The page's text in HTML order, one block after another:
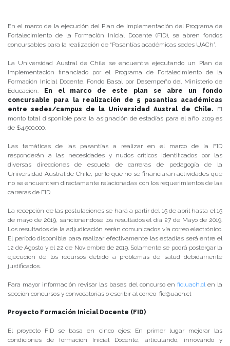
En el marco de la ejecución del Plan de Implementación del Programa de
Fortalecimiento de la Formación Inicial Docente (FID), se abren fondos
concursables para la realización de “Pasantías académicas sedes UACh”.
La Universidad Austral de Chile se encuentra ejecutando un Plan de
Implementación financiado por el Programa de Fortalecimiento de la
Formación Inicial Docente, Fondo Basal por Desempeño del Ministerio de
Educación. En el marco de este plan se abre un fondo
concursable para la
realización de 5 pasantías académicas
entre sedes/campus de la Universidad Austral de Chile. El
monto total disponible para la asignación de estadías para el año 2019 es
de $4.500.000.
Las temáticas de las pasantías a realizar en el marco de la FID
responderán a las necesidades y nudos críticos identificados por las
diversas direcciones de escuela de carreras de pedagogía de la
Universidad Austral de Chile, por lo que no se financiarán actividades que
no se encuentren directamente relacionadas con los requerimientos de las
carreras de FID.
La recepción de las postulaciones se hará a partir del 15 de abril hasta el 15
de mayo de 2019, sancionándose los resultados el día 27 de Mayo de 2019.
Los resultados de la adjudicación serán comunicados vía correo electrónico.
El período disponible para realizar efectivamente las estadías será entre el
12 de Agosto y el 22 de Noviembre de 2019. Solamente se podrá postergar la
ejecución de los recursos debido a problemas de salud debidamente
justificados.
Para mayor información revisar las bases del concurso en fid.uach.cl en la
sección concursos y convocatorias o escribir al correo fid@uach.cl
Proyecto Formación Inicial Docente (FID)
El proyecto FID se basa en cinco ejes: En primer lugar mejorar las
condiciones de formación Inicial Docente, articulando, innovando y